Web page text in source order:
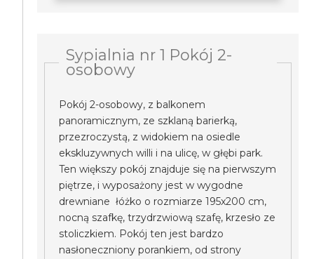
Sypialnia nr 1 Pokój 2-
osobowy
Pokój 2-osobowy, z balkonem
panoramicznym, ze szklaną barierką,
przezroczystą, z widokiem na osiedle
ekskluzywnych willi i na ulicę, w głębi park.
Ten większy pokój znajduje się na pierwszym
piętrze, i wyposażony jest w wygodne
drewniane łóżko o rozmiarze 195x200 cm,
nocną szafkę, trzydrzwiową szafę, krzesło ze
stoliczkiem. Pokój ten jest bardzo
nasłoneczniony porankiem, od strony